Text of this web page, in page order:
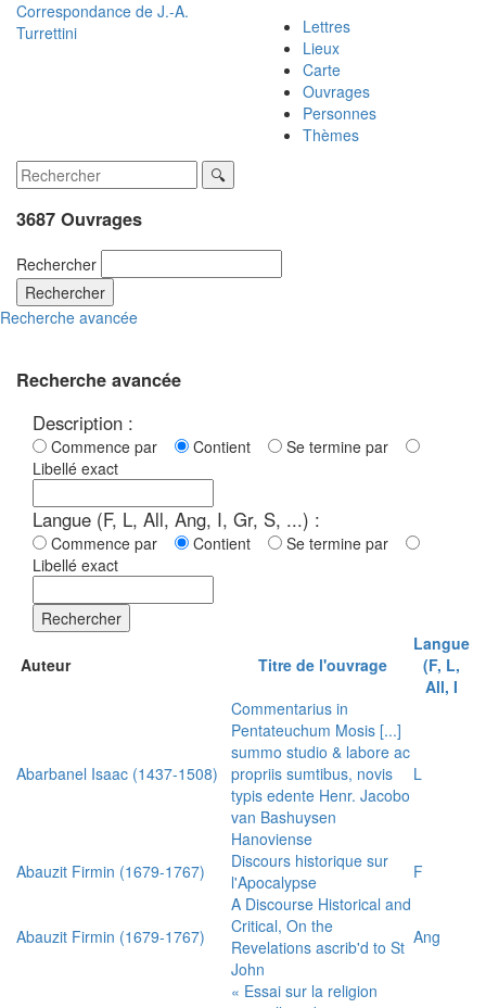
Correspondance de J.-A.
Turrettini
Lettres
Lieux
Carte
Ouvrages
Personnes
Thèmes
3687 Ouvrages
Rechercher
Rechercher
Recherche avancée
Recherche avancée
Description :
Commence par Contient
Se termine par
Libellé exact
Langue (F, L, All, Ang, I, Gr, S, ...) :
Commence par Contient
Se termine par
Libellé exact
Rechercher
Auteur Titre de l'ouvrage
Langue
(F, L,
All, I
Abarbanel Isaac (1437-1508)
Commentarius in
Pentateuchum Mosis [...]
summo studio & labore ac
propriis sumtibus, novis
typis edente Henr. Jacobo
van Bashuysen
Hanoviense
L
Abauzit Firmin (1679-1767)
Discours historique sur
l'Apocalypse
F
Abauzit Firmin (1679-1767)
A Discourse Historical and
Critical, On the
Revelations ascrib'd to St
John
Ang
« Essai sur la religion